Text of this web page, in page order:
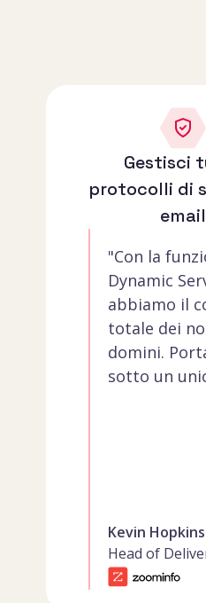
Gestisci
protocolli di
email
"Con la
Dynamic
abbiamo il
totale dei
domini.
sotto un
Kevin
Head of